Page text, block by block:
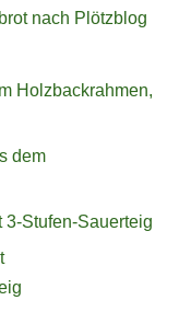
nach Plötzblog
Holzbackrahmen,
dem
3-Stufen-Sauerteig